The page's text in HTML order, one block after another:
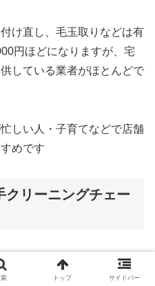
け直し、毛玉取りなどは有
円ほどになりますが、宅
している業者がほとんどで
しい人・子育てなどで店舗
めです
クリーニングチェー
舗がおすすめクリーニング
トップ サイドバー